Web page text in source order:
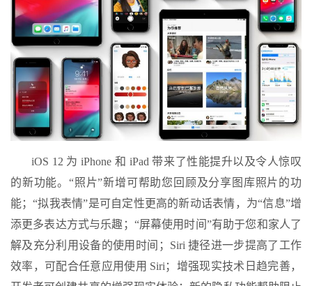
iOS 12 为 iPhone 和 iPad 带来了性能提升以及令人惊叹
的新功能。“照片”新增可帮助您回顾及分享图库照片的功
能；“拟我表情”是可自定性更高的新动话表情，为“信息”增
添更多表达方式与乐趣；“屏幕使用时间”有助于您和家人了
解及充分利用设备的使用时间；Siri 捷径进一步提高了工作
效率，可配合任意应用使用 Siri；增强现实技术日趋完善，